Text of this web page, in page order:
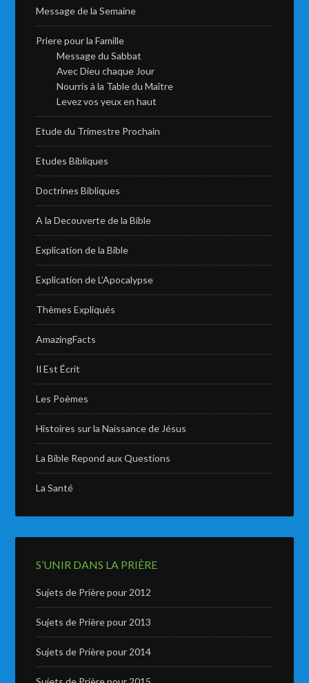
Message de la Semaine
Priere pour la Famille
Message du Sabbat
Avec Dieu chaque Jour
Nourris à la Table du Maître
Levez vos yeux en haut
Etude du Trimestre Prochain
Etudes Bibliques
Doctrines Bibliques
A la Decouverte de la Bible
Explication de la Bible
Explication de L’Apocalypse
Thèmes Expliqués
AmazingFacts
Il Est Écrit
Les Poèmes
Histoires sur la Naissance de Jésus
La Bible Repond aux Questions
La Santé
S’UNIR DANS LA PRIÈRE
Sujets de Prière pour 2012
Sujets de Prière pour 2013
Sujets de Prière pour 2014